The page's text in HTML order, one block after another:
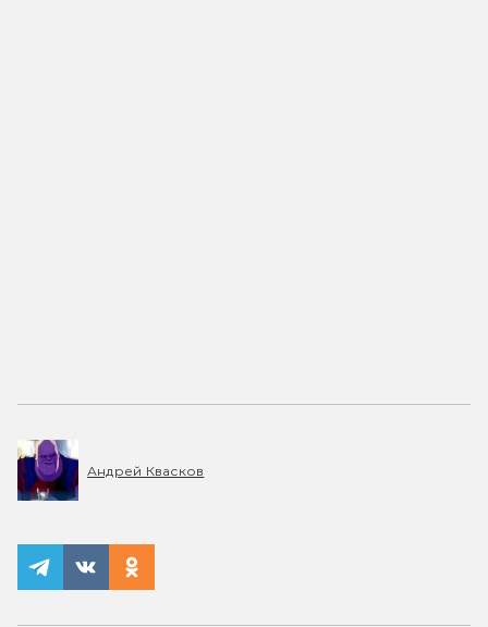
Андрей Квасков